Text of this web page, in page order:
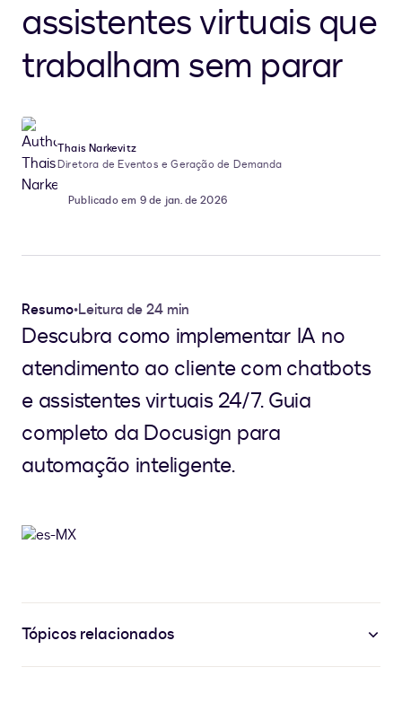
assistentes virtuais que
trabalham sem parar
Thais Narkevitz
Diretora de Eventos e Geração de Demanda
Publicado em 9 de jan. de 2026
Resumo•Leitura de 24 min
Descubra como implementar IA no
atendimento ao cliente com chatbots
e assistentes virtuais 24/7. Guia
completo da Docusign para
automação inteligente.
Tópicos relacionados